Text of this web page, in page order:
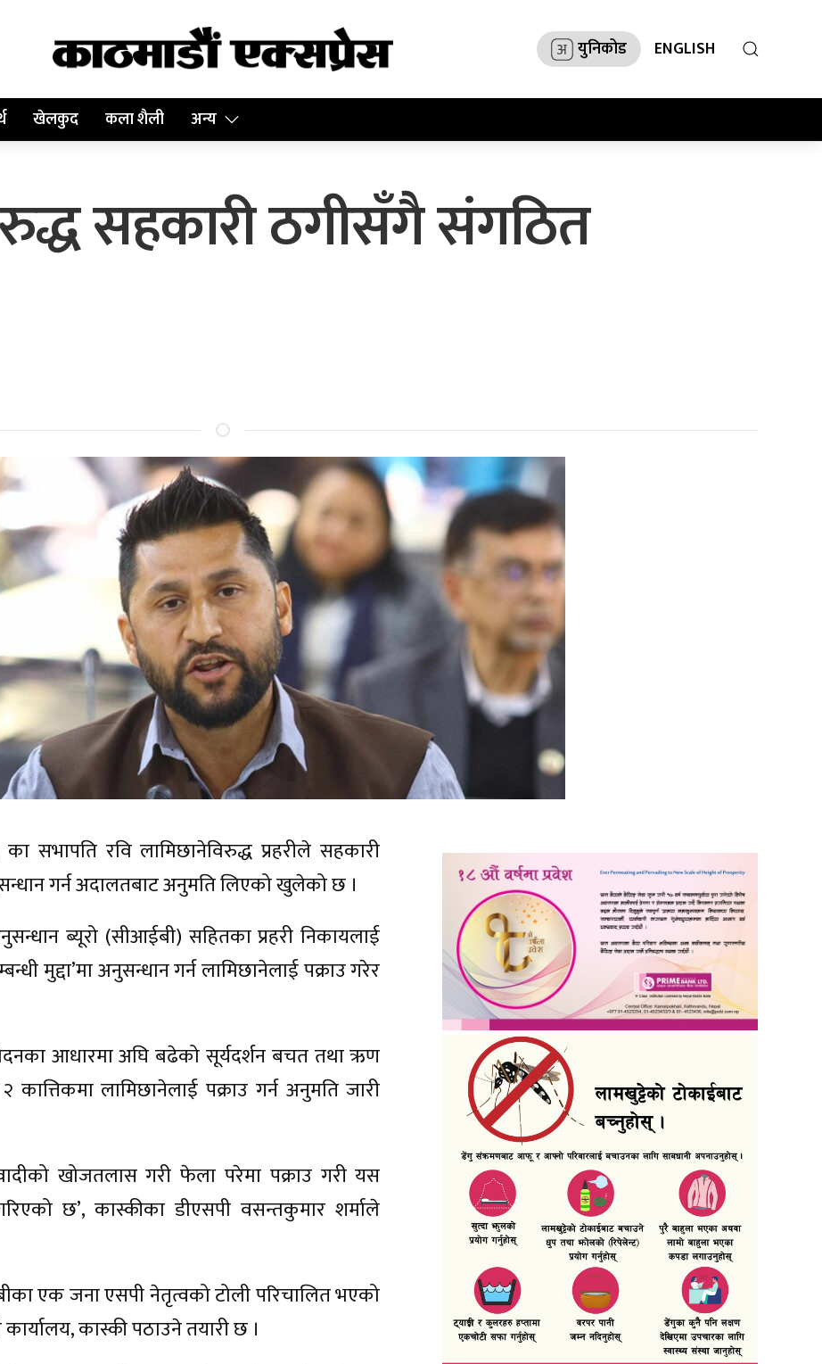
युनिकोड ENGLISH
खेलकुद कला शैली अन्य
सहकारी ठगीसँगै संगठित
का सभापति रवि लामिछानेविरुद्ध प्रहरीले सहकारी
गर्न अदालतबाट अनुमति लिएको खुलेको छ ।
ब्यूरो (सीआईबी) सहितका प्रहरी निकायलाई
मुद्दा’मा अनुसन्धान गर्न लामिछानेलाई पक्राउ गरेर
आधारमा अघि बढेको सूर्यदर्शन बचत तथा ऋण
कात्तिकमा लामिछानेलाई पक्राउ गर्न अनुमति जारी
खोजतलास गरी फेला परेमा पक्राउ गरी यस
छ’, कास्कीका डीएसपी वसन्तकुमार शर्माले
एक जना एसपी नेतृत्वको टोली परिचालित भएको
कास्की पठाउने तयारी छ ।